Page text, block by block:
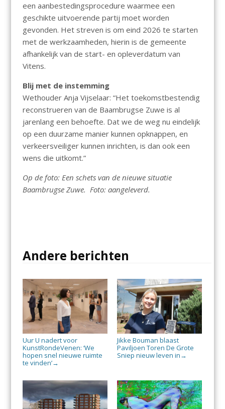
een aanbestedingsprocedure waarmee een
geschikte uitvoerende partij moet worden
gevonden. Het streven is om eind 2026 te starten
met de werkzaamheden, hierin is de gemeente
afhankelijk van de start- en opleverdatum van
Vitens.
Blij met de instemming
Wethouder Anja Vijselaar: “Het toekomstbestendig
reconstrueren van de Baambrugse Zuwe is al
jarenlang een behoefte. Dat we de weg nu eindelijk
op een duurzame manier kunnen opknappen, en
verkeersveiliger kunnen inrichten, is dan ook een
wens die uitkomt.”
Op de foto: Een schets van de nieuwe situatie
Baambrugse Zuwe. Foto: aangeleverd.
Andere berichten
Uur U nadert voor
KunstRondeVenen: ‘We
hopen snel nieuwe ruimte
te vinden’→
Jikke Bouman blaast
Paviljoen Toren De Grote
Sniep nieuw leven in →